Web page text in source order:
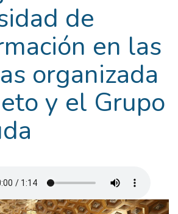
de
en las
organizada
y el Grupo